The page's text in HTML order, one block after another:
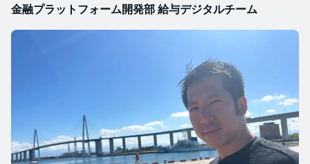
金融プラットフォーム開発部 給与デジタルチーム